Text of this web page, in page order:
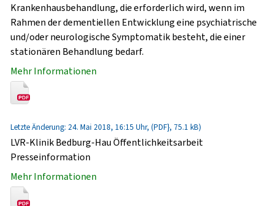
Krankenhausbehandlung, die erforderlich wird, wenn im
Rahmen der dementiellen Entwicklung eine psychiatrische
und/oder neurologische Symptomatik besteht, die einer
stationären Behandlung bedarf.
Mehr Informationen
Letzte Änderung: 24. Mai 2018, 16:15 Uhr, (PDF}, 75.1 kB)
LVR-Klinik Bedburg-Hau Öffentlichkeitsarbeit
Presseinformation
Mehr Informationen